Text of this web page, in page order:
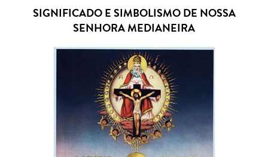
SIGNIFICADO E SIMBOLISMO DE NOSSA
SENHORA MEDIANEIRA